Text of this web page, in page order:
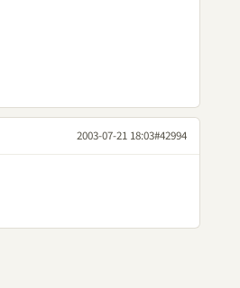
2003-07-21 18:03#42994